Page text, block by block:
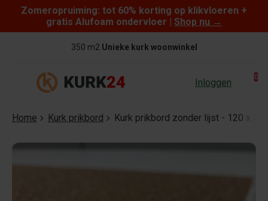
Skip to content
Zomeropruiming: tot 60% korting op klikvloeren +
gratis Alufoam ondervloer | Shop nu →
350 m2 Unieke kurk woonwinkel
Inloggen 0
Home Kurk prikbord Kurk prikbord zonder lijst - 120 x